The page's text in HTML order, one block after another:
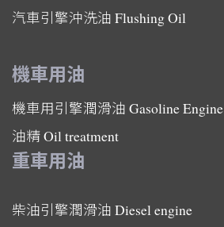
汽車引擎沖洗油 Flushing Oil
機車用油
機車用引擎潤滑油 Gasoline Engine
油精Oil treatment
重車用油
柴油引擎潤滑油 Diesel engine